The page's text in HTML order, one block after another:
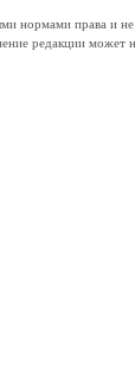
нормами права и
редакции может